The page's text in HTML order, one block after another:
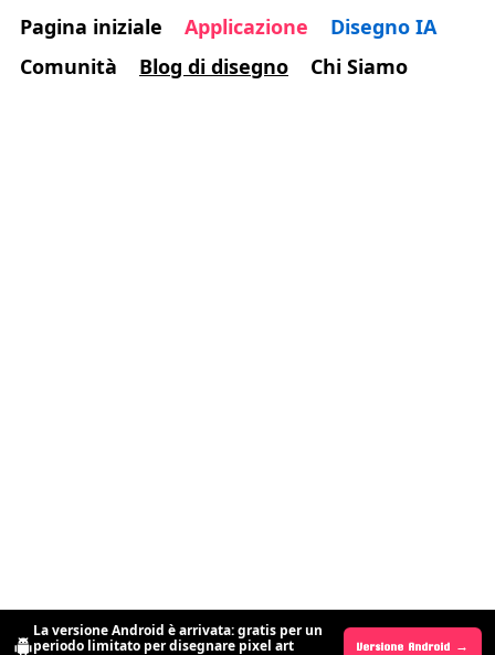
Pagina iniziale Applicazione
Disegno IA
Comunità
Blog di disegno Chi Siamo
La versione Android è arrivata: gratis per un
periodo limitato per disegnare pixel art
Versione Android →
Versione iOS →